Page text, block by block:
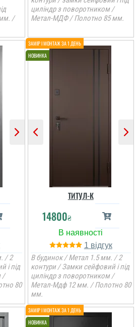
/
циліндр з поворотником /
Метал-МДФ / Полотно 85 мм.
/ 2
і під
/
80
ТИТУЛ-К
14800₴
1
В будинок / Метал 1.5 мм. / 2
контури / Замки сейфовий і під
циліндр з поворотником /
Метал-Мдф 12 мм. / Полотно 80
мм.